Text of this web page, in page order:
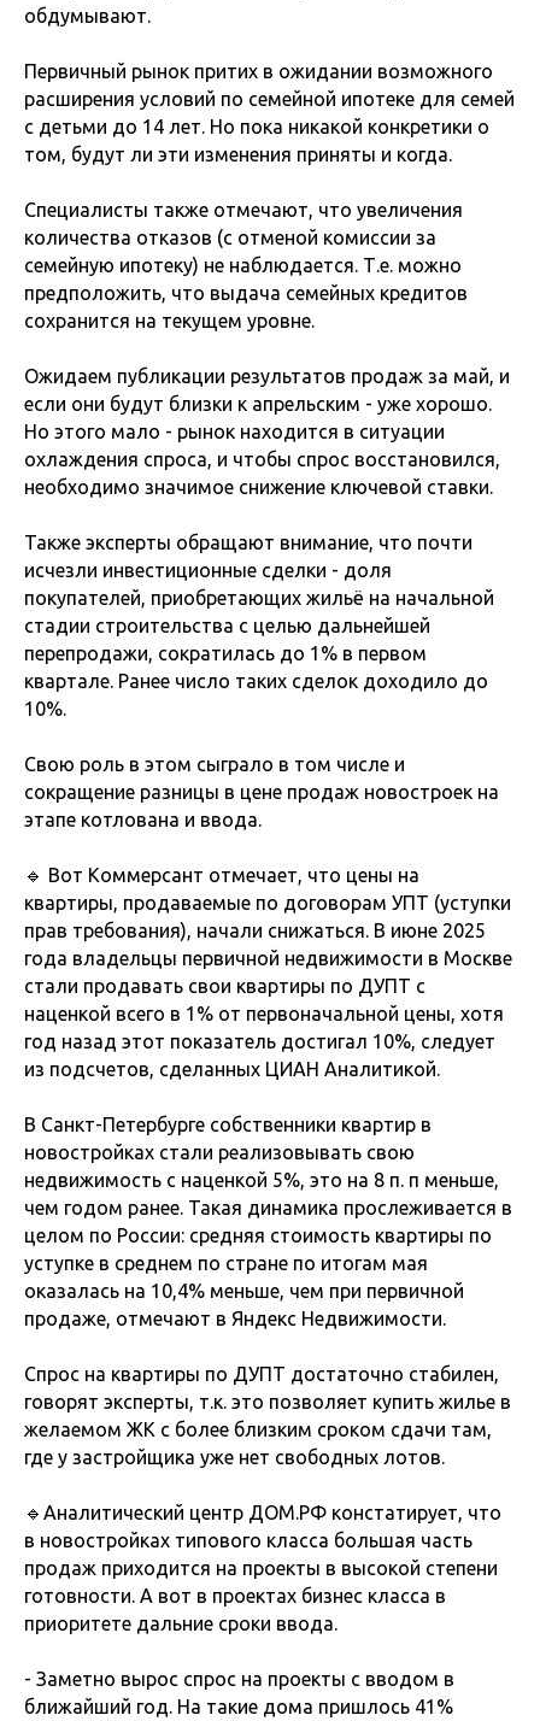
обдумывают.
Первичный рынок притих в ожидании возможного
расширения условий по семейной ипотеке для семей
с детьми до 14 лет. Но пока никакой конкретики о
том, будут ли эти изменения приняты и когда.
Специалисты также отмечают, что увеличения
количества отказов (с отменой комиссии за
семейную ипотеку) не наблюдается. Т.е. можно
предположить, что выдача семейных кредитов
сохранится на текущем уровне.
Ожидаем публикации результатов продаж за май, и
если они будут близки к апрельским - уже хорошо.
Но этого мало - рынок находится в ситуации
охлаждения спроса, и чтобы спрос восстановился,
необходимо значимое снижение ключевой ставки.
Также эксперты обращают внимание, что почти
исчезли инвестиционные сделки - доля
покупателей, приобретающих жильё на начальной
стадии строительства с целью дальнейшей
перепродажи, сократилась до 1% в первом
квартале. Ранее число таких сделок доходило до
10%.
Свою роль в этом сыграло в том числе и
сокращение разницы в цене продаж новостроек на
этапе котлована и ввода.
🔹 Вот Коммерсант отмечает, что цены на
квартиры, продаваемые по договорам УПТ (уступки
прав требования), начали снижаться. В июне 2025
года владельцы первичной недвижимости в Москве
стали продавать свои квартиры по ДУПТ с
наценкой всего в 1% от первоначальной цены, хотя
год назад этот показатель достигал 10%, следует
из подсчетов, сделанных ЦИАН Аналитикой.
В Санкт-Петербурге собственники квартир в
новостройках стали реализовывать свою
недвижимость с наценкой 5%, это на 8 п. п меньше,
чем годом ранее. Такая динамика прослеживается в
целом по России: средняя стоимость квартиры по
уступке в среднем по стране по итогам мая
оказалась на 10,4% меньше, чем при первичной
продаже, отмечают в Яндекс Недвижимости.
Спрос на квартиры по ДУПТ достаточно стабилен,
говорят эксперты, т.к. это позволяет купить жилье в
желаемом ЖК с более близким сроком сдачи там,
где у застройщика уже нет свободных лотов.
🔹Аналитический центр ДОМ.РФ констатирует, что
в новостройках типового класса большая часть
продаж приходится на проекты в высокой степени
готовности. А вот в проектах бизнес класса в
приоритете дальние сроки ввода.
- Заметно вырос спрос на проекты с вводом в
ближайший год. На такие дома пришлось 41%